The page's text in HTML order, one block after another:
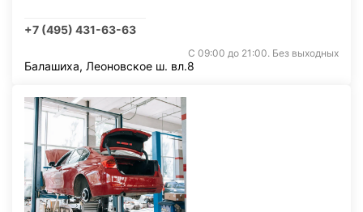
+7 (495) 431-63-63
С 09:00 до 21:00. Без выходных
Балашиха, Леоновское ш. вл.8